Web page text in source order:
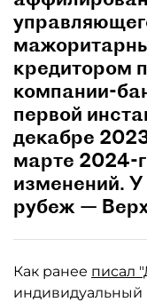
кредитором
компании-
первой
декабре
марте 2024-
изменений.
рубеж —
Как ранее писал
индивидуальный